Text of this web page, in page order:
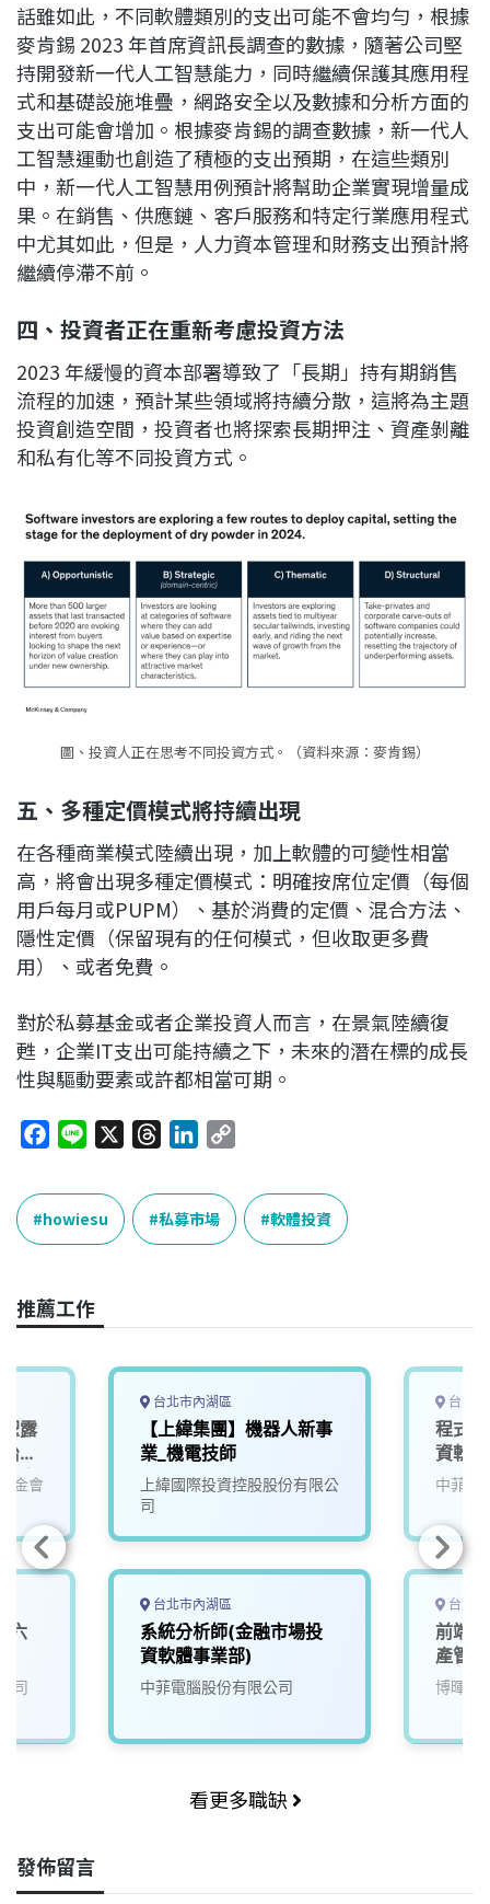
話雖如此，不同軟體類別的支出可能不會均勻，根據
麥肯錫 2023 年首席資訊長調查的數據，隨著公司堅
持開發新一代人工智慧能力，同時繼續保護其應用程
式和基礎設施堆疊，網路安全以及數據和分析方面的
支出可能會增加。根據麥肯錫的調查數據，新一代人
工智慧運動也創造了積極的支出預期，在這些類別
中，新一代人工智慧用例預計將幫助企業實現增量成
果。在銷售、供應鏈、客戶服務和特定行業應用程式
中尤其如此，但是，人力資本管理和財務支出預計將
繼續停滯不前。
四、投資者正在重新考慮投資方法
2023 年緩慢的資本部署導致了「長期」持有期銷售
流程的加速，預計某些領域將持續分散，這將為主題
投資創造空間，投資者也將探索長期押注、資產剝離
和私有化等不同投資方式。
圖、投資人正在思考不同投資方式。（資料來源：麥肯錫）
五、多種定價模式將持續出現
在各種商業模式陸續出現，加上軟體的可變性相當
高，將會出現多種定價模式：明確按席位定價（每個
用戶每月或PUPM）、基於消費的定價、混合方法、
隱性定價（保留現有的任何模式，但收取更多費
用）、或者免費。
對於私募基金或者企業投資人而言，在景氣陸續復
甦，企業IT支出可能持續之下，未來的潛在標的成長
性與驅動要素或許都相當可期。
c
e
b
o
k
n
e
r
e
a
n
k
e
n
y
k
howiesu 私募市場 軟體投資
推薦工作
露
體
人
金會
六
司
台北市內湖區
【上緯集團】機器人新事
業_機電技師
上緯國際投資控股股份有限公
司
台北市內湖區
系統分析師(金融市場投
資軟體事業部)
中菲電腦股份有限公司
台北
程式
資軟
中菲電
台北
前端
產管
博暉科
看更多職缺
發佈留言